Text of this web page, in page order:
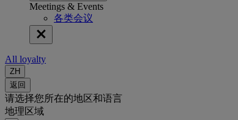
Meetings & Events
各类会议
All loyalty
ZH
返回
请选择您所在的地区和语言
地理区域